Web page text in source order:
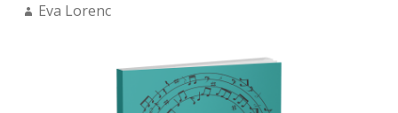
Eva Lorenc